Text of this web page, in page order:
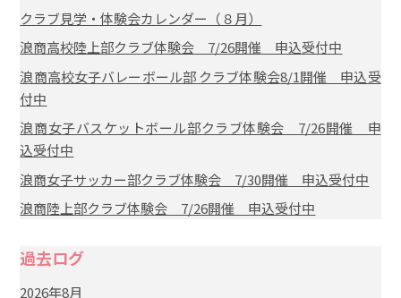
クラブ見学・体験会カレンダー（８月）
浪商高校陸上部クラブ体験会 7/26開催 申込受付中
浪商高校女子バレーボール部 クラブ体験会8/1開催 申込受
付中
浪商女子バスケットボール部クラブ体験会 7/26開催 申
込受付中
浪商女子サッカー部クラブ体験会 7/30開催 申込受付中
浪商陸上部クラブ体験会 7/26開催 申込受付中
過去ログ
2026年8月